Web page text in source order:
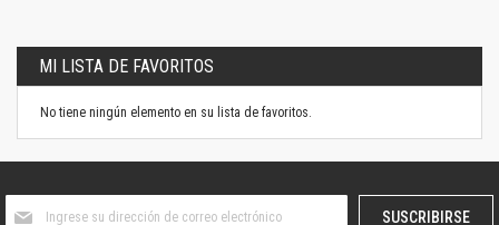
MI LISTA DE FAVORITOS
No tiene ningún elemento en su lista de favoritos.
SUSCRIBIRSE